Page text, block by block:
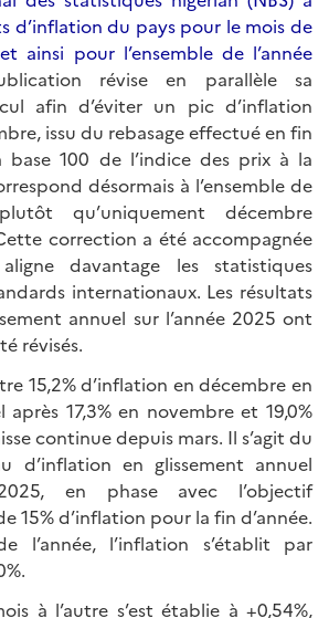
d’inflation du pays pour le mois de
ainsi pour l’ensemble de l’année
révise en parallèle sa
afin d’éviter un pic d’inflation
issu du rebasage effectué en fin
base 100 de l’indice des prix à la
désormais à l’ensemble de
qu’uniquement décembre
correction a été accompagnée
davantage les statistiques
internationaux. Les résultats
annuel sur l’année 2025 ont
révisés.
15,2% d’inflation en décembre en
après 17,3% en novembre et 19,0%
continue depuis mars. Il s’agit du
d’inflation en glissement annuel
en phase avec l’objectif
15% d’inflation pour la fin d’année.
l’année, l’inflation s’établit par
à l’autre s’est établie à +0,54%,